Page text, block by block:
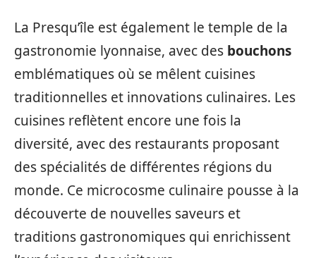
La Presqu’île est également le temple de la
gastronomie lyonnaise, avec des bouchons
emblématiques où se mêlent cuisines
traditionnelles et innovations culinaires. Les
cuisines reflètent encore une fois la
diversité, avec des restaurants proposant
des spécialités de différentes régions du
monde. Ce microcosme culinaire pousse à la
découverte de nouvelles saveurs et
traditions gastronomiques qui enrichissent